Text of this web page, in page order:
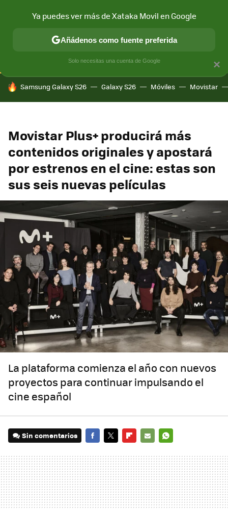
CONECTIVIDAD MÓVIL Y SOCIEDAD APLICACIONES
HOY SE HABLA DE
Samsung Galaxy S26 Galaxy S26 Móviles Movistar
Movistar Plus+ producirá más
contenidos originales y apostará
por estrenos en el cine: estas son
sus seis nuevas películas
La plataforma comienza el año con nuevos
proyectos para continuar impulsando el
cine español
Sin comentarios
MAIL
×
Ya puedes ver más de Xataka Movil en Google
Añádenos como fuente preferida
Solo necesitas una cuenta de Google